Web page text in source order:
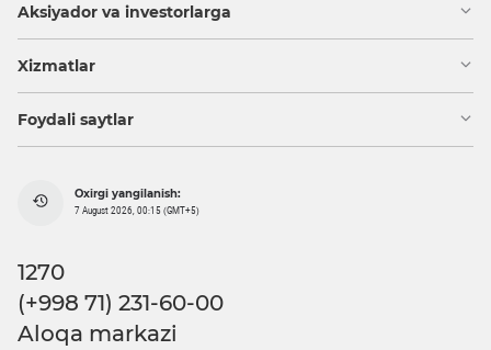
Aksiyador va investorlarga
Xizmatlar
Foydali saytlar
Oxirgi yangilanish:
7 August 2026, 00:15 (GMT+5)
1270
(+998 71) 231-60-00
Aloqa markazi